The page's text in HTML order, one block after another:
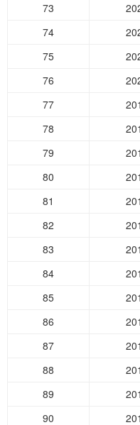
73
74
75
76
77
78
79
80
81
82
83
84
85
86
87
88
89
90